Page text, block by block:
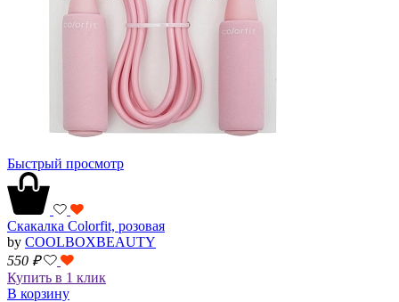
Быстрый просмотр
Скакалка Colorfit, розовая
by COOLBOXBEAUTY
550 ₽
Купить в 1 клик
В корзину